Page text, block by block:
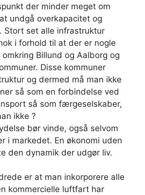
der minder meget om
undgå overkapacitet og
Stort set alle infrastruktur
i forhold til at der er nogle
Billund og Aalborg og
Disse kommuner
og dermed må man ikke
så som en forbindelse ved
så som færgeselskaber,
ikke ?
bør vinde, også selvom
i markedet. En økonomi uden
den dynamik der udgør liv.
er at man inkorporere alle
kommercielle luftfart har